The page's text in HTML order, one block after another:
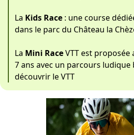
La Kids Race : une course
dans le parc du Château la
La Mini RaceVTT est proposée
7 ans avec un parcours ludique
découvrir le VTT